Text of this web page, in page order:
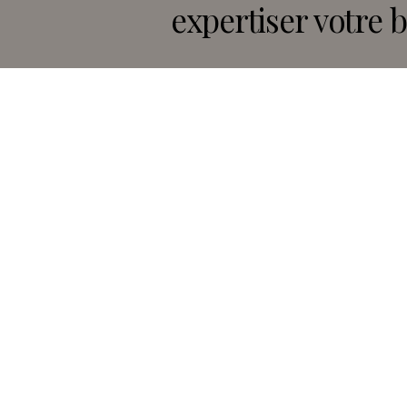
expertiser votre